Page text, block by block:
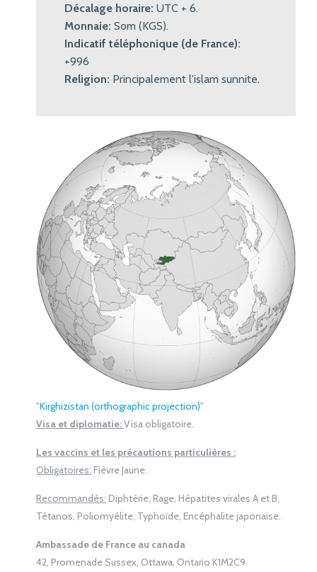
Décalage horaire: UTC + 6.
Monnaie: Som (KGS).
Indicatif téléphonique (de France):
+996
Religion: Principalement l'islam sunnite.
"Kirghizistan (orthographic projection)"
Visa et diplomatie:Visa obligatoire.
Les vaccins et les précautions particulières :
Obligatoires: Fièvre Jaune.
Recommandés: Diphtérie, Rage, Hépatites virales A et B,
Tétanos, Poliomyélite, Typhoïde, Encéphalite japonaise.
Ambassade de France au canada
42, Promenade Sussex, Ottawa, Ontario K1M2C9